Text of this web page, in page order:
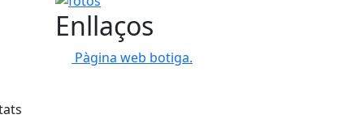
Enllaços
Pàgina web botiga.